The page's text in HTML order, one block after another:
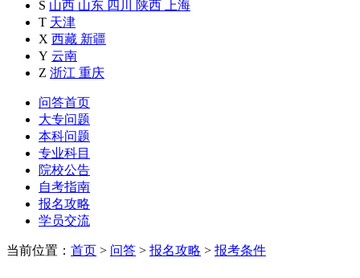
S 山西 山东 四川 陕西
上海
T 天津
X 西藏 新疆
Y 云南
Z 浙江 重庆
问答首页
大专问题
本科问题
专业科目
院校公告
自考指南
报名攻略
学员交流
当前位置： 首页 > 问答 > 报名攻略 > 报考条件